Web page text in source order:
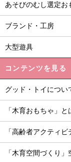
あそびのむし選定お
ブランド・工房
大型遊具
コンテンツを見る
グッド・トイについ
「木育おもちゃ」と
「高齢者アクティ
「木育空間づくり